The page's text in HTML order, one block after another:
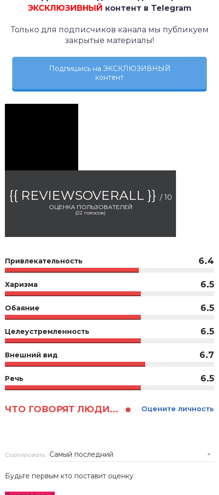
ЭКСКЛЮЗИВНЫЙ контент в Telegram
Только для подписчиков канала мы публикуем
закрытые материалы!
Подпишись на ЭКСКЛЮЗИВНЫЙ
контент
{{ REVIEWSOVERALL }} / 10
ОЦЕНКА ПОЛЬЗОВАТЕЛЕЙ
(22 голосов)
Привлекательность 6.4
Харизма 6.5
Обаяние 6.5
Целеустремленность 6.5
Внешний вид 6.7
Речь 6.5
ЧТО ГОВОРЯТ ЛЮДИ... Оцените личность
Сортировать:
Будьте первым кто поставит оценку